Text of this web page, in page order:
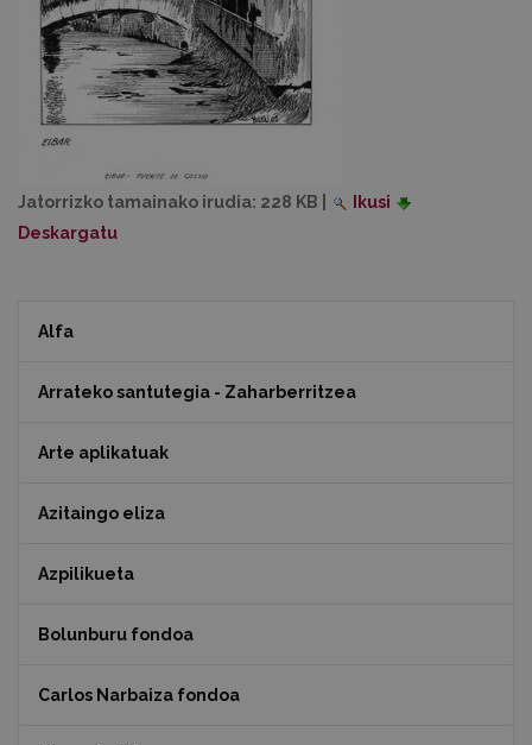
Jatorrizko tamainako irudia: 228 KB
Ikusi
Deskargatu
Alfa
Arrateko santutegia - Zaharberritzea
Arte aplikatuak
Azitaingo eliza
Azpilikueta
Bolunburu fondoa
Carlos Narbaiza fondoa